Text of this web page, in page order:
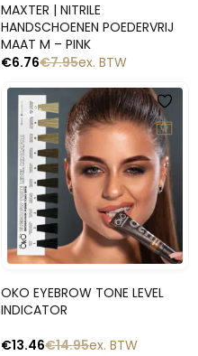
MAXTER | NITRILE
HANDSCHOENEN POEDERVRIJ
MAAT M – PINK
€7.95
€6.76 ex. BTW
-10%
OKO EYEBROW TONE LEVEL
INDICATOR
€14.95
€13.46 ex. BTW